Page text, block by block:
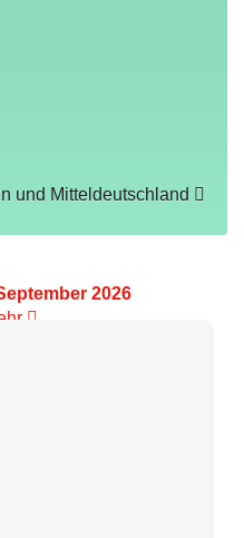
und Mitteldeutschland
2026